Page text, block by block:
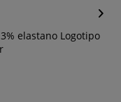
elastano Logotipo